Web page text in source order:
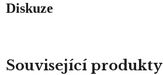
Diskuze
Související produkty